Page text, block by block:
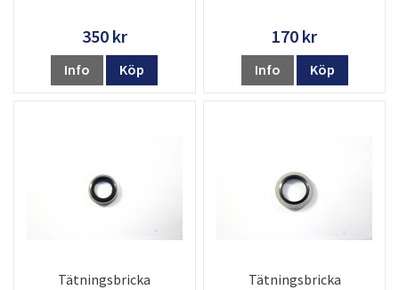
350 kr
Info Köp
170 kr
Info Köp
Tätningsbricka Tätningsbricka